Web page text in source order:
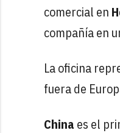
comercial en
compañía en
La oficina
fuera de
China es el